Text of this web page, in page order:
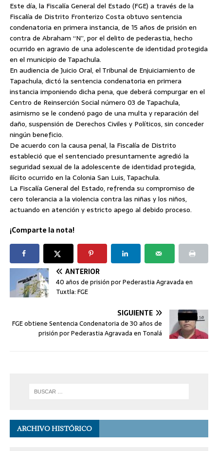
Este día, la Fiscalía General del Estado (FGE) a través de la
Fiscalía de Distrito Fronterizo Costa obtuvo sentencia
condenatoria en primera instancia, de 15 años de prisión en
contra de Abraham “N”, por el delito de pederastia, hecho
ocurrido en agravio de una adolescente de identidad protegida
en el municipio de Tapachula.
En audiencia de Juicio Oral, el Tribunal de Enjuiciamiento de
Tapachula, dictó la sentencia condenatoria en primera
instancia imponiendo dicha pena, que deberá compurgar en el
Centro de Reinserción Social número 03 de Tapachula,
asimismo se le condenó pago de una multa y reparación del
daño, suspensión de Derechos Civiles y Políticos, sin conceder
ningún beneficio.
De acuerdo con la causa penal, la Fiscalía de Distrito
estableció que el sentenciado presuntamente agredió la
seguridad sexual de la adolescente de identidad protegida,
ilícito ocurrido en la Colonia San Luis, Tapachula.
La Fiscalía General del Estado, refrenda su compromiso de
cero tolerancia a la violencia contra las niñas y los niños,
actuando en atención y estricto apego al debido proceso.
¡Comparte la nota!
ANTERIOR
40 años de prisión por Pederastia Agravada en
Tuxtla: FGE
SIGUIENTE
FGE obtiene Sentencia Condenatoria de 30 años de
prisión por Pederastia Agravada en Tonalá
ARCHIVO HISTÓRICO